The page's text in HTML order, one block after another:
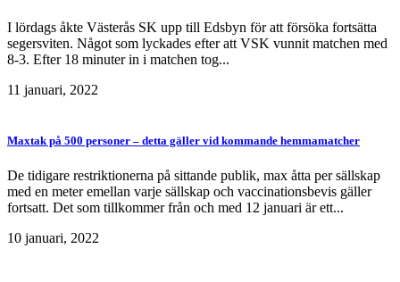
I lördags åkte Västerås SK upp till Edsbyn för att försöka fortsätta
segersviten. Något som lyckades efter att VSK vunnit matchen med
8-3. Efter 18 minuter in i matchen tog...
11 januari, 2022
Maxtak på 500 personer – detta gäller vid kommande hemmamatcher
De tidigare restriktionerna på sittande publik, max åtta per sällskap
med en meter emellan varje sällskap och vaccinationsbevis gäller
fortsatt. Det som tillkommer från och med 12 januari är ett...
10 januari, 2022